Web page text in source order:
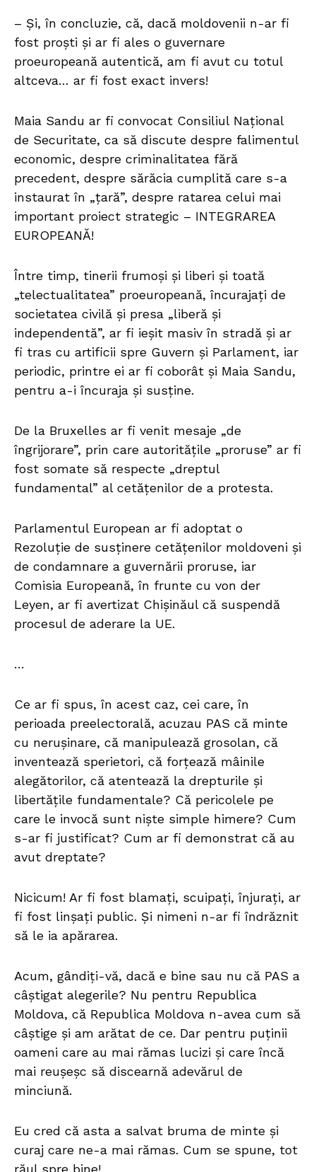
– Și, în concluzie, că, dacă moldovenii n-ar fi
fost proști și ar fi ales o guvernare
proeuropeană autentică, am fi avut cu totul
altceva… ar fi fost exact invers!
Maia Sandu ar fi convocat Consiliul Național
de Securitate, ca să discute despre falimentul
economic, despre criminalitatea fără
precedent, despre sărăcia cumplită care s-a
instaurat în „țară”, despre ratarea celui mai
important proiect strategic – INTEGRAREA
EUROPEANĂ!
Între timp, tinerii frumoși și liberi și toată
„telectualitatea” proeuropeană, încurajați de
societatea civilă și presa „liberă și
independentă”, ar fi ieșit masiv în stradă și ar
fi tras cu artificii spre Guvern și Parlament, iar
periodic, printre ei ar fi coborât și Maia Sandu,
pentru a-i încuraja și susține.
De la Bruxelles ar fi venit mesaje „de
îngrijorare”, prin care autoritățile „proruse” ar fi
fost somate să respecte „dreptul
fundamental” al cetățenilor de a protesta.
Parlamentul European ar fi adoptat o
Rezoluție de susținere cetățenilor moldoveni și
de condamnare a guvernării proruse, iar
Comisia Europeană, în frunte cu von der
Leyen, ar fi avertizat Chișinăul că suspendă
procesul de aderare la UE.
…
Ce ar fi spus, în acest caz, cei care, în
perioada preelectorală, acuzau PAS că minte
cu nerușinare, că manipulează grosolan, că
inventează sperietori, că forțează mâinile
alegătorilor, că atentează la drepturile și
libertățile fundamentale? Că pericolele pe
care le invocă sunt niște simple himere? Cum
s-ar fi justificat? Cum ar fi demonstrat că au
avut dreptate?
Nicicum! Ar fi fost blamați, scuipați, înjurați, ar
fi fost linșați public. Și nimeni n-ar fi îndrăznit
să le ia apărarea.
Acum, gândiți-vă, dacă e bine sau nu că PAS a
câștigat alegerile? Nu pentru Republica
Moldova, că Republica Moldova n-avea cum să
câștige și am arătat de ce. Dar pentru puținii
oameni care au mai rămas lucizi și care încă
mai reușeșc să discearnă adevărul de
minciună.
Eu cred că asta a salvat bruma de minte și
curaj care ne-a mai rămas. Cum se spune, tot